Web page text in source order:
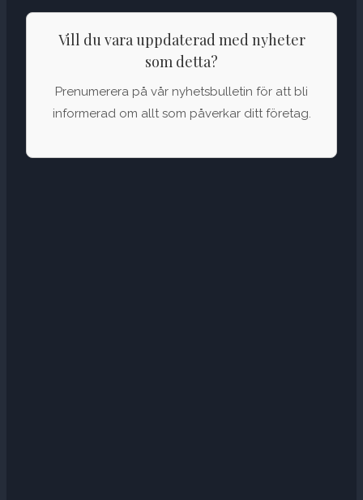
Vill du vara uppdaterad med nyheter
som detta?
Prenumerera på vår nyhetsbulletin för att bli
informerad om allt som påverkar ditt företag.